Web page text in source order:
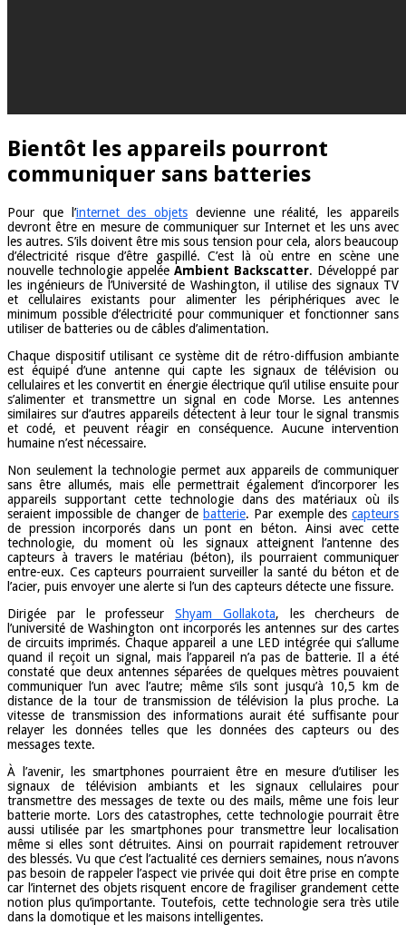
Bientôt les appareils pourront
communiquer sans batteries
Pour que l’internet des objets devienne une réalité, les appareils
devront être en mesure de communiquer sur Internet et les uns avec
les autres. S’ils doivent être mis sous tension pour cela, alors beaucoup
d’électricité risque d’être gaspillé. C’est là où entre en scène une
nouvelle technologie appelée Ambient Backscatter. Développé par
les ingénieurs de l’Université de Washington, il utilise des signaux TV
et cellulaires existants pour alimenter les périphériques avec le
minimum possible d’électricité pour communiquer et fonctionner sans
utiliser de batteries ou de câbles d’alimentation.
Chaque dispositif utilisant ce système dit de rétro-diffusion ambiante
est équipé d’une antenne qui capte les signaux de télévision ou
cellulaires et les convertit en énergie électrique qu’il utilise ensuite pour
s’alimenter et transmettre un signal en code Morse. Les antennes
similaires sur d’autres appareils détectent à leur tour le signal transmis
et codé, et peuvent réagir en conséquence. Aucune intervention
humaine n’est nécessaire.
Non seulement la technologie permet aux appareils de communiquer
sans être allumés, mais elle permettrait également d’incorporer les
appareils supportant cette technologie dans des matériaux où ils
seraient impossible de changer de batterie. Par exemple descapteurs
de pression incorporés dans un pont en béton. Ainsi avec cette
technologie, du moment où les signaux atteignent l’antenne des
capteurs à travers le matériau (béton), ils pourraient communiquer
entre-eux. Ces capteurs pourraient surveiller la santé du béton et de
l’acier, puis envoyer une alerte si l’un des capteurs détecte une fissure.
Dirigée par le professeur Shyam Gollakota, les chercheurs de
l’université de Washington ont incorporés les antennes sur des cartes
de circuits imprimés. Chaque appareil a une LED intégrée qui s’allume
quand il reçoit un signal, mais l’appareil n’a pas de batterie. Il a été
constaté que deux antennes séparées de quelques mètres pouvaient
communiquer l’un avec l’autre; même s’ils sont jusqu’à 10,5 km de
distance de la tour de transmission de télévision la plus proche. La
vitesse de transmission des informations aurait été suffisante pour
relayer les données telles que les données des capteurs ou des
messages texte.
À l’avenir, les smartphones pourraient être en mesure d’utiliser les
signaux de télévision ambiants et les signaux cellulaires pour
transmettre des messages de texte ou des mails, même une fois leur
batterie morte. Lors des catastrophes, cette technologie pourrait être
aussi utilisée par les smartphones pour transmettre leur localisation
même si elles sont détruites. Ainsi on pourrait rapidement retrouver
des blessés. Vu que c’est l’actualité ces derniers semaines, nous n’avons
pas besoin de rappeler l’aspect vie privée qui doit être prise en compte
car l’internet des objets risquent encore de fragiliser grandement cette
notion plus qu’importante. Toutefois, cette technologie sera très utile
dans la domotique et les maisons intelligentes.